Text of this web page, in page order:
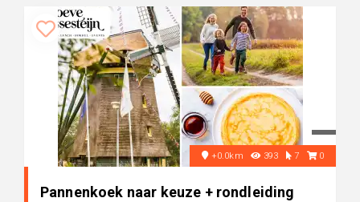
+0.0km 393 7 0
Pannenkoek naar keuze + rondleiding